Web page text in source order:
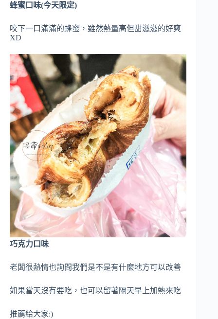
蜂蜜口味(今天限定)
咬下一口滿滿的蜂蜜，雖然熱量高但甜滋滋的好爽
XD
巧克力口味
老闆很熱情也詢問我們是不是有什麼地方可以改善
如果當天沒有要吃，也可以留著隔天早上加熱來吃
推薦給大家:)